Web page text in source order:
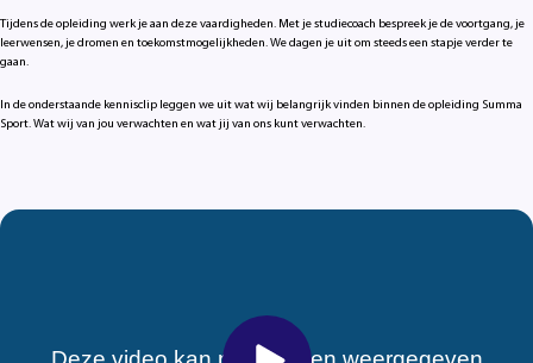
Tijdens de opleiding werk je aan deze vaardigheden. Met je studiecoach bespreek je de voortgang, je
leerwensen, je dromen en toekomstmogelijkheden. We dagen je uit om steeds een stapje verder te
gaan.
In de onderstaande kennisclip leggen we uit wat wij belangrijk vinden binnen de opleiding Summa
Sport. Wat wij van jou verwachten en wat jij van ons kunt verwachten.